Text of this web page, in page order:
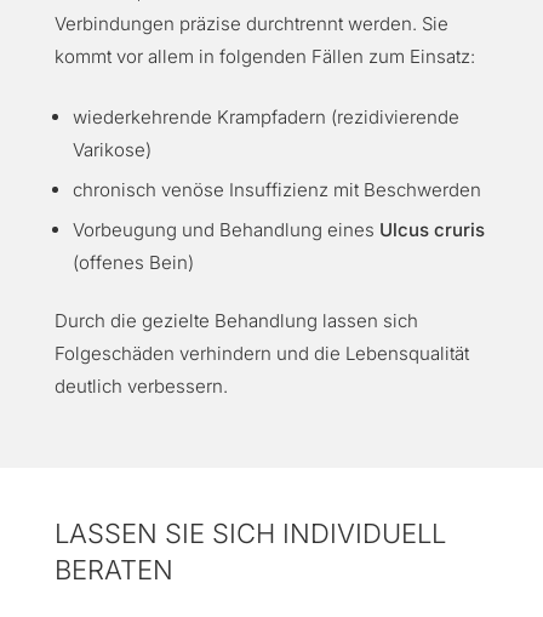
Verbindungen präzise durchtrennt werden. Sie
kommt vor allem in folgenden Fällen zum Einsatz:
wiederkehrende Krampfadern (rezidivierende
Varikose)
chronisch venöse Insuffizienz mit Beschwerden
Vorbeugung und Behandlung eines Ulcus cruris
(offenes Bein)
Durch die gezielte Behandlung lassen sich
Folgeschäden verhindern und die Lebensqualität
deutlich verbessern.
LASSEN SIE SICH INDIVIDUELL
BERATEN